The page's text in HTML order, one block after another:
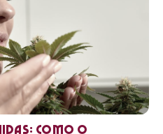
como o